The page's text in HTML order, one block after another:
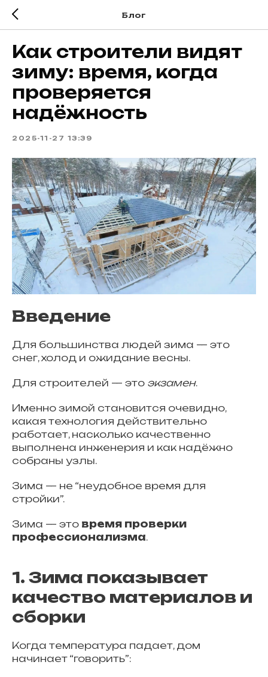
Блог
Как строители видят
зиму: время, когда
проверяется
надёжность
2025-11-27 13:39
Введение
Для большинства людей зима — это
снег, холод и ожидание весны.
Для строителей — это экзамен.
Именно зимой становится очевидно,
какая технология действительно
работает, насколько качественно
выполнена инженерия и как надёжно
собраны узлы.
Зима — не “неудобное время для
стройки”.
Зима — это время проверки
профессионализма.
1. Зима показывает
качество материалов и
сборки
Когда температура падает, дом
начинает “говорить”: